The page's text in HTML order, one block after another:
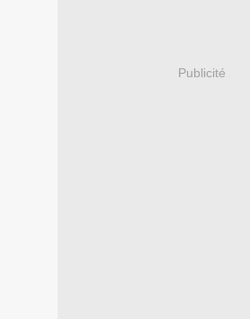
Publicité